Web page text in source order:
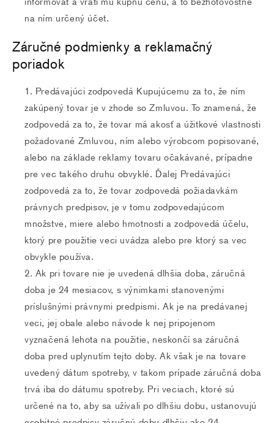
na ním určený účet.
Záručné podmienky a reklamačný
poriadok
Predávajúci zodpovedá Kupujúcemu za to, že ním
zakúpený tovar je v zhode so Zmluvou. To znamená, že
zodpovedá za to, že tovar má akosť a úžitkové vlastnosti
požadované Zmluvou, ním alebo výrobcom popisované,
alebo na základe reklamy tovaru očakávané, prípadne
pre vec takého druhu obvyklé. Ďalej Predávajúci
zodpovedá za to, že tovar zodpovedá požiadavkám
právnych predpisov, je v tomu zodpovedajúcom
množstve, miere alebo hmotnosti a zodpovedá účelu,
ktorý pre použitie veci uvádza alebo pre ktorý sa vec
obvykle používa.
Ak pri tovare nie je uvedená dlhšia doba, záručná
doba je 24 mesiacov, s výnimkami stanovenými
príslušnými právnymi predpismi. Ak je na predávanej
veci, jej obale alebo návode k nej pripojenom
vyznačená lehota na použitie, neskončí sa záručná
doba pred uplynutím tejto doby. Ak však je na tovare
uvedený dátum spotreby, v takom prípade záručná doba
trvá iba do dátumu spotreby. Pri veciach, ktoré sú
určené na to, aby sa užívali po dlhšiu dobu, ustanovujú